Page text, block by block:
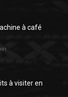
à café
à visiter en